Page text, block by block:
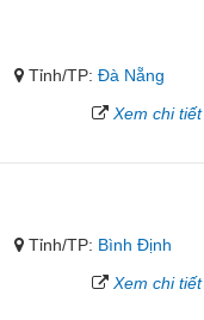
Tỉnh/TP:Đà Nẵng
Xem chi tiết
Tỉnh/TP: Bình Định
Xem chi tiết